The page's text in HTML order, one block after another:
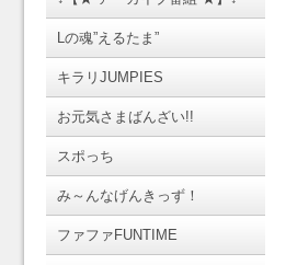
Lの魂”えるたま”
キラリJUMPIES
お元気さまばんざい!!
スポっち
み～んなげんきっず！
ファファFUNTIME